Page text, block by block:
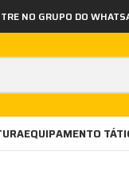
NO GRUPO DO
EQUIPAMENTO